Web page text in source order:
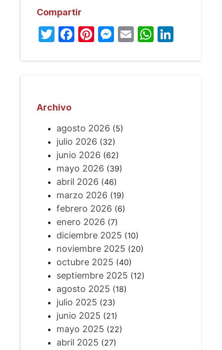
Compartir
Twitter
Facebook
Pinterest
Messenger
Email
Archivo
agosto 2026 (5)
julio 2026 (32)
junio 2026 (62)
mayo 2026 (39)
abril 2026 (46)
marzo 2026 (19)
febrero 2026 (6)
enero 2026 (7)
diciembre 2025 (10)
noviembre 2025 (20)
octubre 2025 (40)
septiembre 2025 (12)
agosto 2025 (18)
julio 2025 (23)
junio 2025 (21)
mayo 2025 (22)
abril 2025 (27)